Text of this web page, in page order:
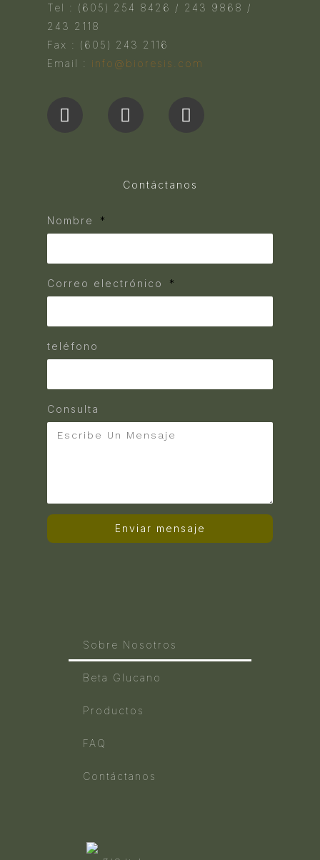
Tel : (605) 254 8426 / 243 9868 /
243 2118
Fax : (605) 243 2116
Email : info@bioresis.com
Contáctanos
Nombre
Correo electrónico
teléfono
Consulta
Enviar mensaje
Sobre Nosotros
Beta Glucano
Productos
FAQ
Contáctanos